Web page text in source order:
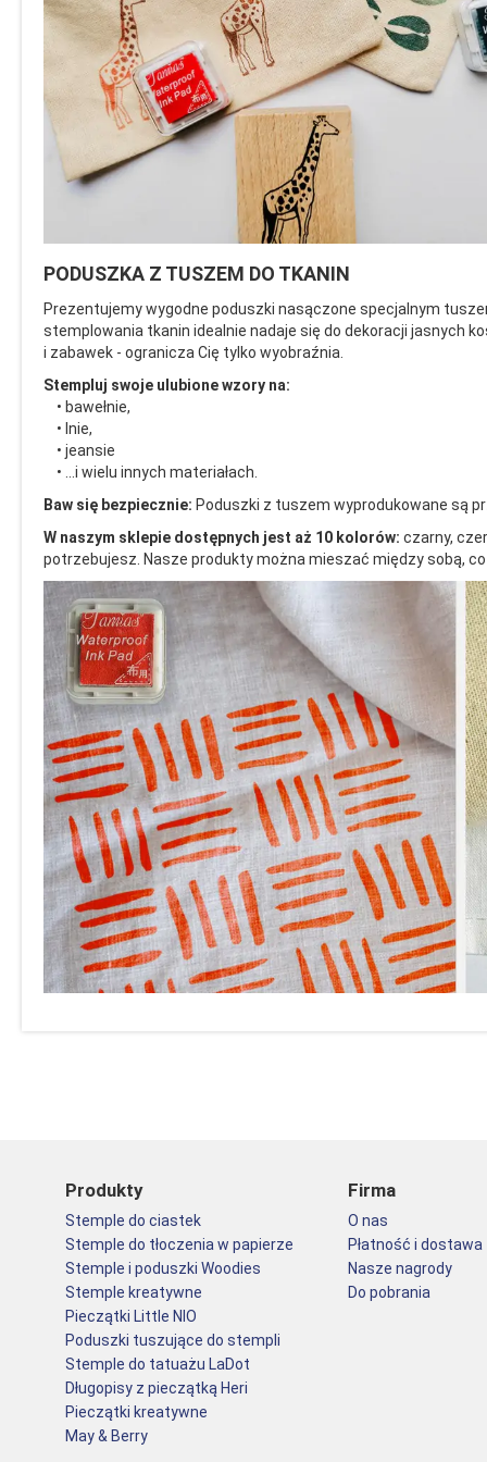
PODUSZKA Z TUSZEM DO TKANIN
Prezentujemy wygodne poduszki nasączone specjalnym
stemplowania tkanin idealnie nadaje się do dekoracji jasnych
i zabawek - ogranicza Cię tylko wyobraźnia.
Stempluj swoje ulubione wzory na:
• bawełnie,
• lnie,
• jeansie
• ...i wielu innych materiałach.
Baw się bezpiecznie: Poduszki z tuszem wyprodukowane są
W naszym sklepie dostępnych jest aż 10 kolorów: czarny,
potrzebujesz. Nasze produkty można mieszać między sobą,
Produkty
Stemple do ciastek
Stemple do tłoczenia w papierze
Stemple i poduszki Woodies
Stemple kreatywne
Pieczątki Little NIO
Poduszki tuszujące do stempli
Stemple do tatuażu LaDot
Długopisy z pieczątką Heri
Pieczątki kreatywne
May & Berry
Firma
O nas
Płatność i dostawa
Nasze nagrody
Do pobrania